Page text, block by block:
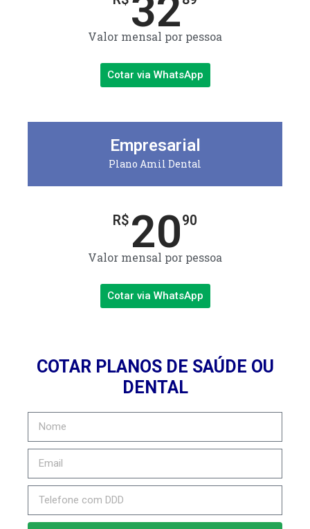
32
Valor mensal por pessoa
Cotar via WhatsApp
Empresarial
Plano Amil Dental
R$ 2090
Valor mensal por pessoa
Cotar via WhatsApp
COTAR PLANOS DE SAÚDE OU
DENTAL